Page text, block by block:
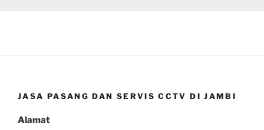
JASA PASANG DAN SERVIS CCTV DI JAMBI
Alamat